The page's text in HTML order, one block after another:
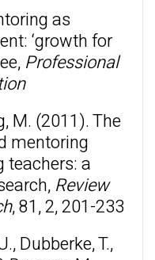
as
‘growth for
Professional
M. (2011). The
mentoring
teachers: a
Review
, 81, 2, 201-233
Dubberke, T.,